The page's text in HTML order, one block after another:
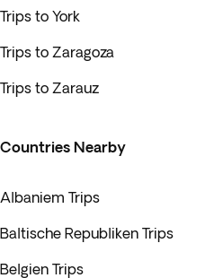
Trips to York
Trips to Zaragoza
Trips to Zarauz
Countries Nearby
Albaniem Trips
Baltische Republiken Trips
Belgien Trips